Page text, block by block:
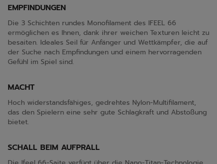
EMPFINDUNGEN
Die 3 Schichten rundes Monofilament des IFEEL 66
ermöglichen es Ihnen, dank ihrer weichen Texturen leicht zu
besaiten. Ideales Seil für Anfänger und Wettkämpfer, die auf
der Suche nach Empfindungen und einem hervorragenden
Gefühl im Spiel sind.
MACHT
Hoch widerstandsfähiges, gedrehtes Nylon-Multifilament,
das den Spielern eine sehr gute Schlagkraft und Abstoßung
bietet.
SCHALL BEIM AUFPRALL